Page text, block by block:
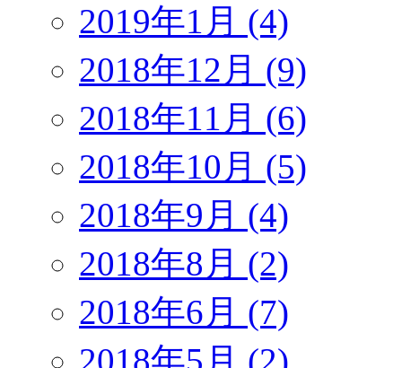
2019年1月 (4)
2018年12月 (9)
2018年11月 (6)
2018年10月 (5)
2018年9月 (4)
2018年8月 (2)
2018年6月 (7)
2018年5月 (2)